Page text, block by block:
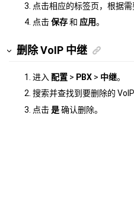
点击相应的标签页，根据需
点击保存和 应用。
删除 VoIP 中继
进入 配置 > PBX > 中继。
搜索并查找到要删除的
点击是确认删除。